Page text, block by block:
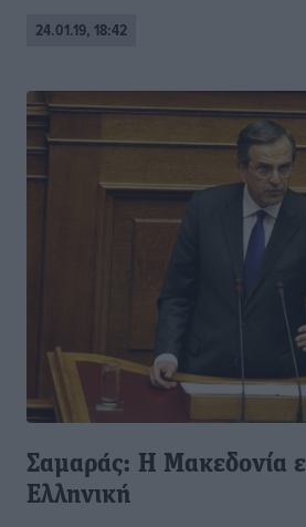
24.01.19, 18:42
Σαμαράς: Η Μακεδονία
Ελληνική